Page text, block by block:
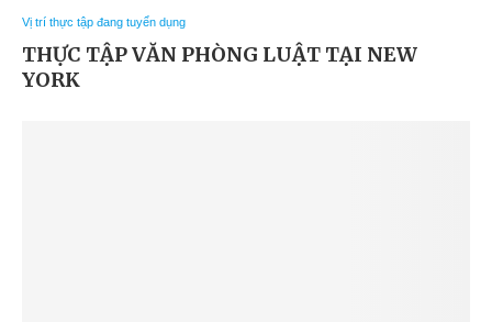
Vị trí thực tập đang tuyển dụng
THỰC TẬP VĂN PHÒNG LUẬT TẠI NEW
YORK